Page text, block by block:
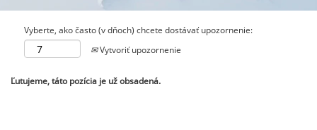
Vyberte, ako často (v dňoch) chcete dostávať upozornenie:
Vytvoriť upozornenie
Ľutujeme, táto pozícia je už obsadená.